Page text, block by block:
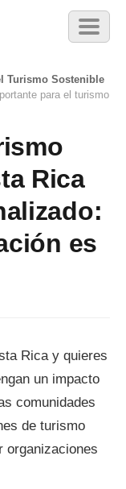
Toggle
Turismo Sostenible
para el turismo
Rica
es
Rica y quieres
un impacto
comunidades
de turismo
organizaciones